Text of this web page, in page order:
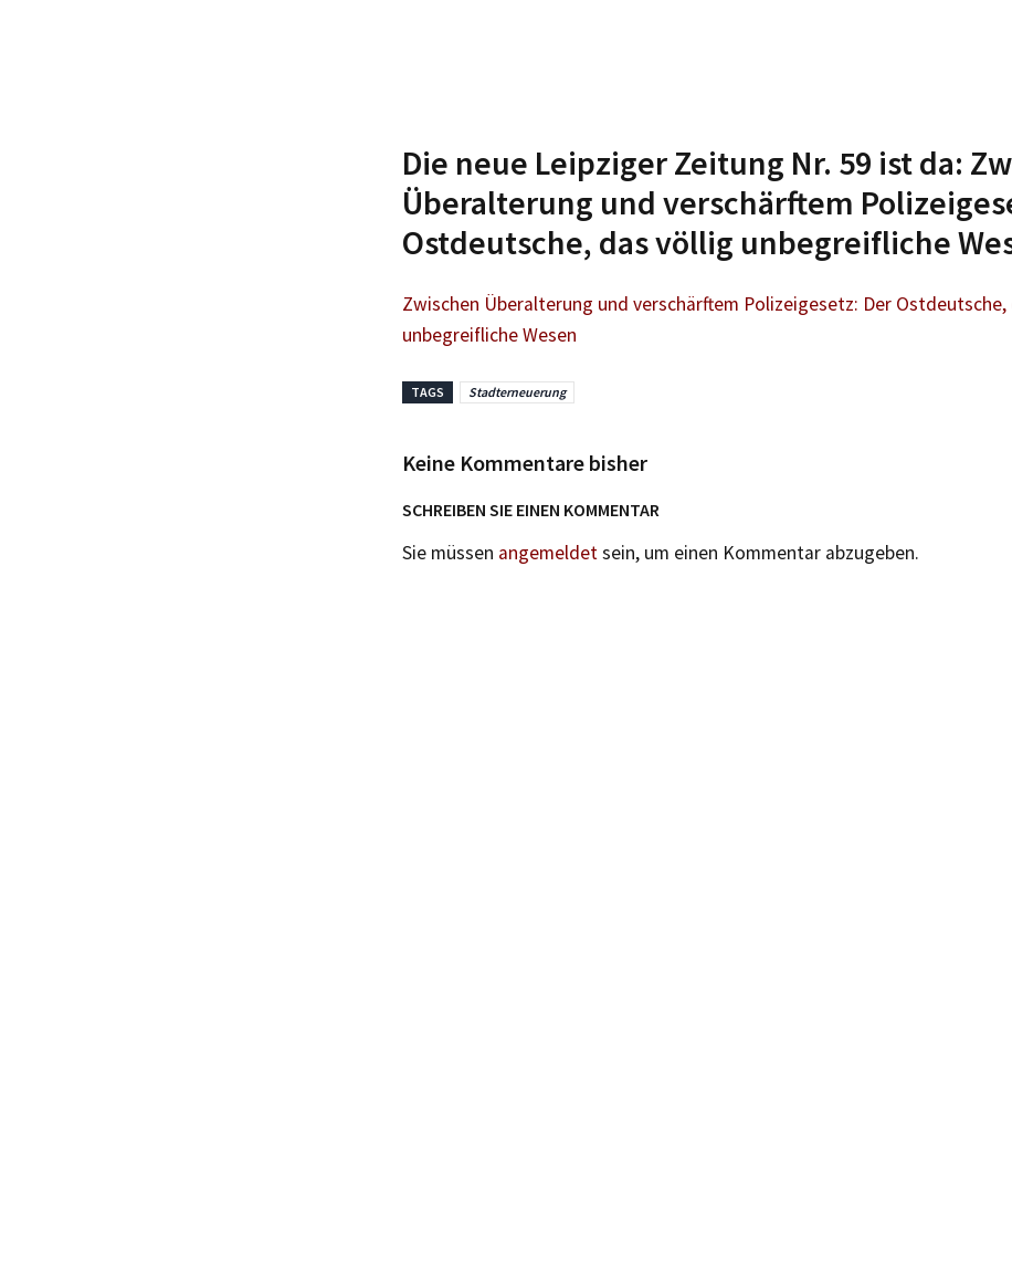
Die neue Leipziger Zeitung Nr. 59 ist da:
Überalterung und verschärftem
Ostdeutsche, das völlig unbegreifliche
Zwischen Überalterung und verschärftem Polizeigesetz: Der
unbegreifliche Wesen
TAGS Stadterneuerung
Keine Kommentare bisher
SCHREIBEN SIE EINEN KOMMENTAR
Sie müssen angemeldetsein, um einen Kommentar abzugeben.